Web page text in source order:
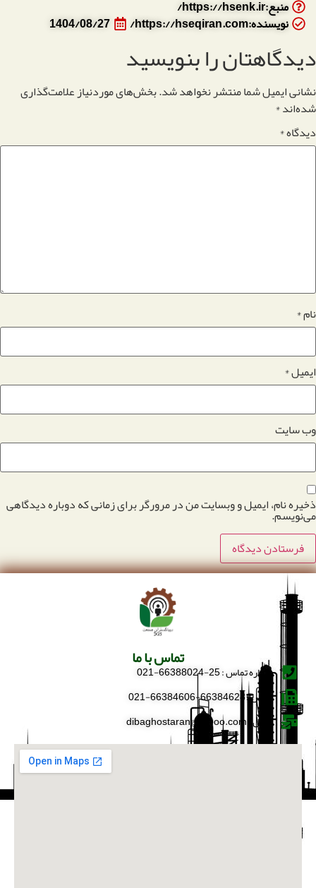
منبع:https://hsenk.ir/
نویسنده:https://hseqiran.com/ 1404/08/27
دیدگاهتان را بنویسید
نشانی ایمیل شما منتشر نخواهد شد.بخش‌های موردنیاز علامت‌گذاری
شده‌اند*
دیدگاه*
نام*
ایمیل*
وب‌ سایت
ذخیره نام، ایمیل و وبسایت من در مرورگر برای زمانی که دوباره دیدگاهی
می‌نویسم.
تماس با ما
شماره تماس : 25-66388024-021
فکس : 66384628-66384606-021
ایمیل : dibaghostaran@yahoo.com